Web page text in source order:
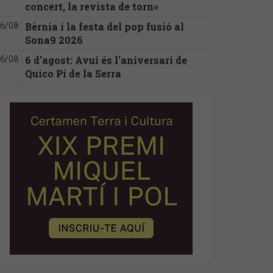
concert, la revista de torn»
08
Bèrnia i la festa del pop fusió al
Sona9 2026
08
6 d'agost: Avui és l'aniversari de
Quico Pi de la Serra